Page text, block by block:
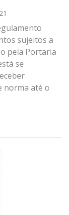
sujeitos a
pela Portaria
se
norma até o